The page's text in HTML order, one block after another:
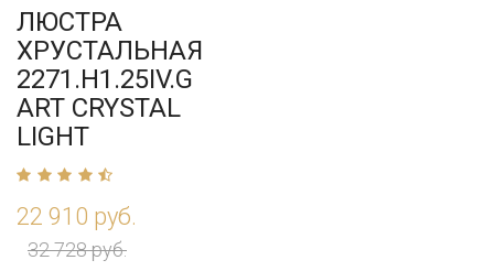
ЛЮСТРА
ХРУСТАЛЬНАЯ
2271.H1.25IV.G
ART CRYSTAL
LIGHT
22 910 руб.
32 728 руб.